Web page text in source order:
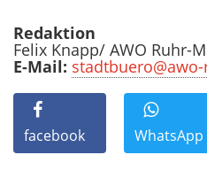
Redaktion
Felix Knapp/ AWO Ruhr-
E-Mail:
facebook WhatsApp